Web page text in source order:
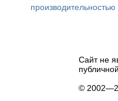
Сайт не
©